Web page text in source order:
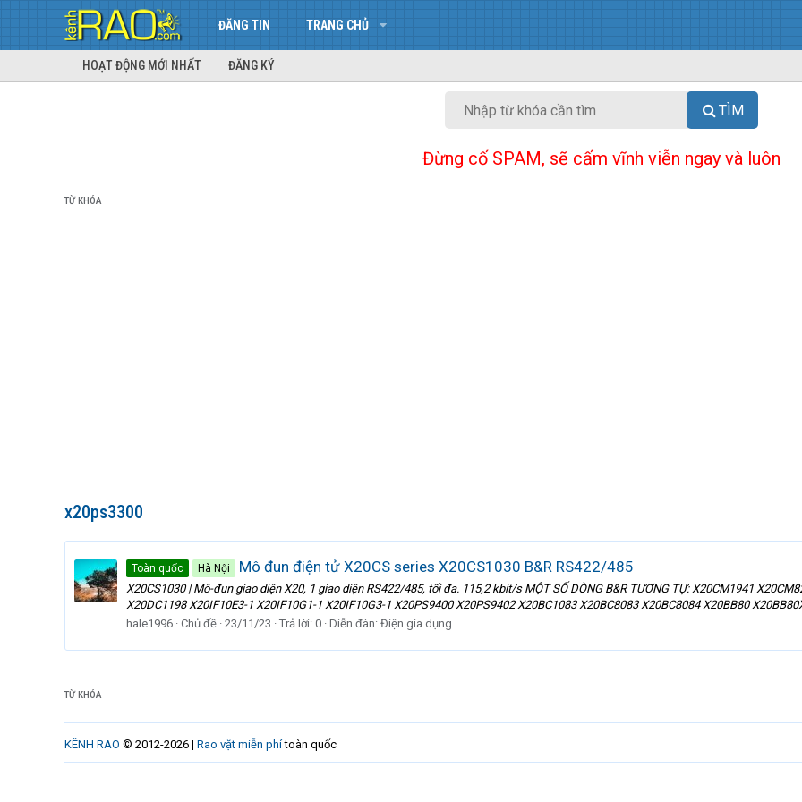
ĐĂNG TIN TRANG CHỦ
HOẠT ĐỘNG MỚI NHẤT ĐĂNG KÝ
TÌM
Đừng cố SPAM, sẽ cấm vĩnh viễn ngay và luôn
TỪ KHÓA
x20ps3300
Toàn quốc Hà Nội Mô đun điện tử X20CS series X20CS1030 B&R RS422/485
X20CS1030 | Mô-đun giao diện X20, 1 giao diện RS422/485, tối đa. 115,2 kbit/s MỘT SỐ DÒNG B&R TƯƠNG TỰ: X20CM1941
X20DC1198 X20IF10E3-1 X20IF10G1-1 X20IF10G3-1 X20PS9400 X20PS9402 X20BC1083 X20BC8083 X20BC8084 X20BB80
hale1996 Chủ đề 23/11/23 Trả lời: 0 Diễn đàn: Điện gia dụng
TỪ KHÓA
KÊNH RAO © 2012-2026 | Rao vặt miễn phítoàn quốc